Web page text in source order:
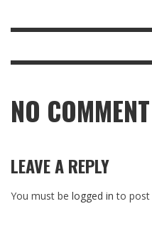
NO COMMENT
LEAVE A REPLY
You must be logged in to post